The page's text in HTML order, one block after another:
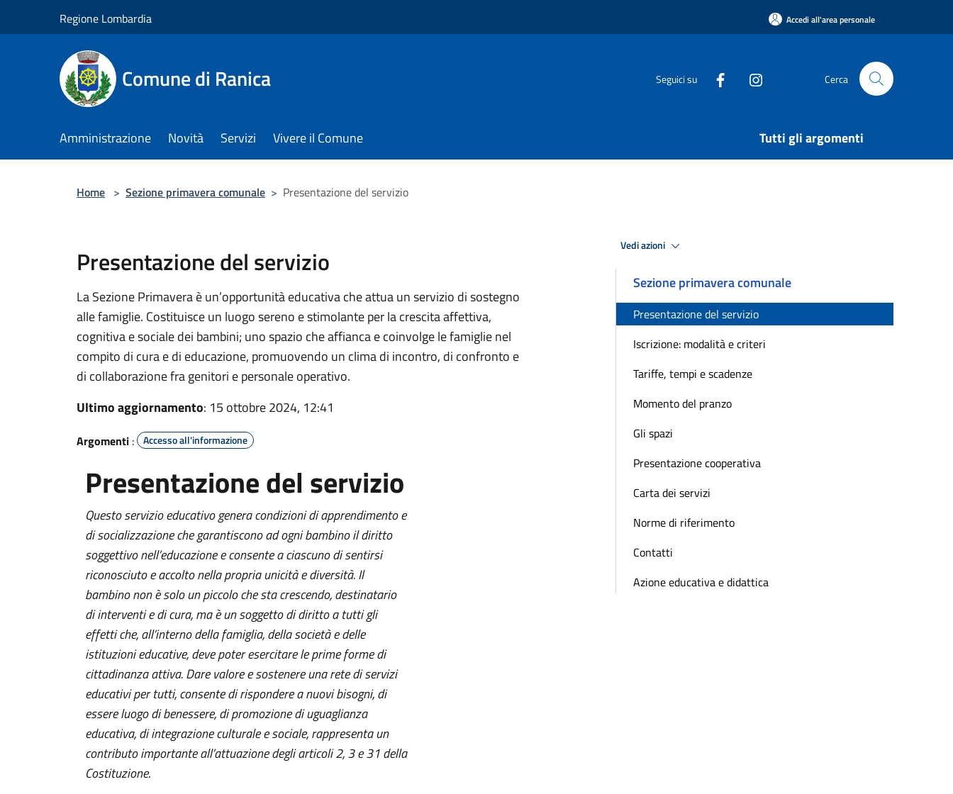
Regione Lombardia Accedi all'area personale
Comune di Ranica Seguici su Cerca
Amministrazione Novità Servizi Vivere il Comune Tutti gli argomenti
Home > Sezione primavera comunale > Presentazione del servizio
Presentazione del servizio
La Sezione Primavera è un’opportunità educativa che attua un servizio di sostegno
alle famiglie. Costituisce un luogo sereno e stimolante per la crescita affettiva,
cognitiva e sociale dei bambini; uno spazio che affianca e coinvolge le famiglie nel
compito di cura e di educazione, promuovendo un clima di incontro, di confronto e
di collaborazione fra genitori e personale operativo.
Ultimo aggiornamento: 15 ottobre 2024, 12:41
Argomenti : Accesso all'informazione
Presentazione del servizio
Questo servizio educativo genera condizioni di apprendimento e
di socializzazione che garantiscono ad ogni bambino il diritto
soggettivo nell’educazione e consente a ciascuno di sentirsi
riconosciuto e accolto nella propria unicità e diversità. Il
bambino non è solo un piccolo che sta crescendo, destinatario
di interventi e di cura, ma è un soggetto di diritto a tutti gli
effetti che, all’interno della famiglia, della società e delle
istituzioni educative, deve poter esercitare le prime forme di
cittadinanza attiva. Dare valore e sostenere una rete di servizi
educativi per tutti, consente di rispondere a nuovi bisogni, di
essere luogo di benessere, di promozione di uguaglianza
educativa, di integrazione culturale e sociale, rappresenta un
contributo importante all’attuazione degli articoli 2, 3 e 31 della
Costituzione.
Vedi azioni
Sezione primavera comunale
Presentazione del servizio
Iscrizione: modalità e criteri
Tariffe, tempi e scadenze
Momento del pranzo
Gli spazi
Presentazione cooperativa
Carta dei servizi
Norme di riferimento
Contatti
Azione educativa e didattica